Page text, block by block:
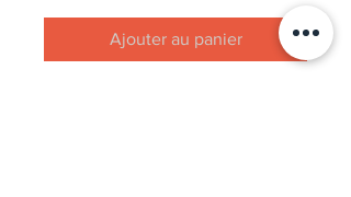
Ajouter au panier